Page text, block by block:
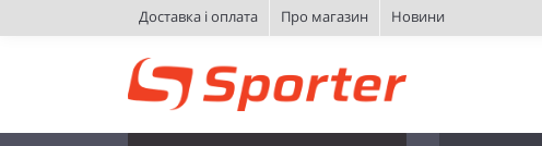
Доставка і оплата Про магазин Новини